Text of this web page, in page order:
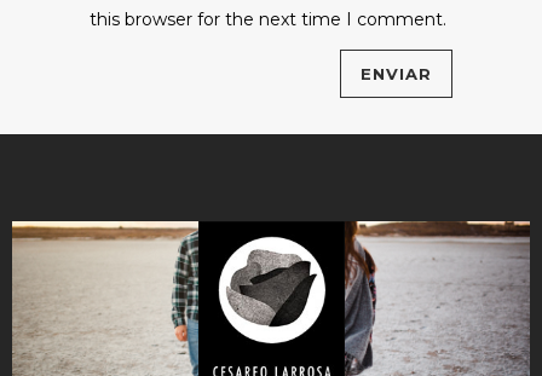
this browser for the next time I comment.